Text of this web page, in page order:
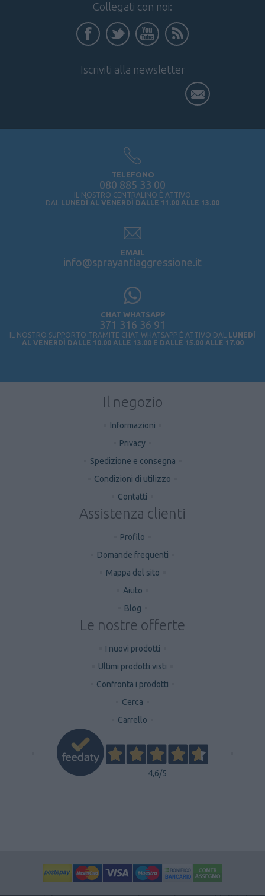
Collegati con noi:
Iscriviti alla newsletter
TELEFONO
080 885 33 00
IL NOSTRO CENTRALINO È ATTIVO
DAL
LUNEDÌ AL VENERDÌ DALLE 11.00 ALLE 13.00
EMAIL
info@sprayantiaggressione.it
CHAT WHATSAPP
371 316 36 91
IL NOSTRO SUPPORTO TRAMITE CHAT WHATSAPP È ATTIVO DAL
LUNEDÌ
AL VENERDÌ DALLE 10.00 ALLE 13.00 E DALLE 15.00 ALLE 17.00
Il negozio
Informazioni
Privacy
Spedizione e consegna
Condizioni di utilizzo
Contatti
Assistenza clienti
Profilo
Domande frequenti
Mappa del sito
Aiuto
Blog
Le nostre offerte
I nuovi prodotti
Ultimi prodotti visti
Confronta i prodotti
Cerca
Carrello
4,6/5